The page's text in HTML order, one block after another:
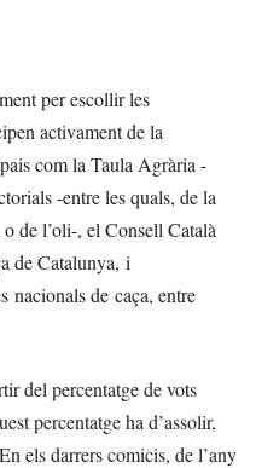
per escollir les
activament de la
com la Taula Agrària -
-entre les quals, de la
de l’oli-, el Consell Català
de Catalunya, i
nacionals de caça, entre
del percentatge de vots
percentatge ha d’assolir,
els darrers comicis, de l’any